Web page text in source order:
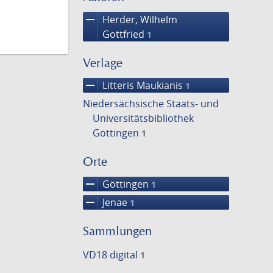
remove
Herder, Wilhelm
Gottfried 1
Verlage
remove Litteris Maukianis 1
Niedersächsische Staats- und
Universitätsbibliothek
Göttingen 1
Orte
remove Göttingen 1
remove Jenae 1
Sammlungen
VD18 digital 1